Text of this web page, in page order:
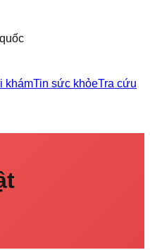
khámTin sức khỏeTra cứu